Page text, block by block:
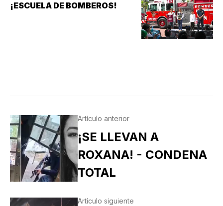
¡ESCUELA DE BOMBEROS!
Artículo anterior
¡SE LLEVAN A
ROXANA! - CONDENA
TOTAL
Artículo siguiente